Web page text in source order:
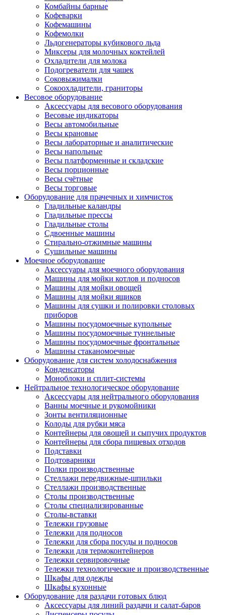
Комбайны барные
Кофеварки
Кофемашины
Кофемолки
Льдогенераторы кубикового льда
Миксеры для молочных коктейлей
Охладители для молока
Подогреватели для чашек
Соковыжималки
Сокоохладители, граниторы
Весовое оборудование
Аксессуары для весового оборудования
Весовые индикаторы
Весы автомобильные
Весы крановые
Весы лабораторные и аналитические
Весы напольные
Весы платформенные и складские
Весы порционные
Весы счётные
Весы торговые
Оборудование для прачечных и химчисток
Гладильные каландры
Гладильные прессы
Гладильные столы
Сдвоенные машины
Стирально-отжимные машины
Сушильные машины
Моечное оборудование
Аксессуары для моечного оборудования
Машины для мойки котлов и подносов
Машины для мойки овощей
Машины для мойки ящиков
Машины для сушки и полировки столовых
приборов
Машины посудомоечные купольные
Машины посудомоечные туннельные
Машины посудомоечные фронтальные
Машины стаканомоечные
Оборудование для систем холодоснабжения
Конденсаторы
Моноблоки и сплит-системы
Нейтральное технологическое оборудование
Аксессуары для нейтрального оборудования
Ванны моечные и рукомойники
Зонты вентиляционные
Колоды для рубки мяса
Контейнеры для овощей и сыпучих продуктов
Контейнеры для сбора пищевых отходов
Подставки
Подтоварники
Полки производственные
Стеллажи передвижные-шпильки
Стеллажи производственные
Столы производственные
Столы специализированные
Столы-вставки
Тележки грузовые
Тележки для подносов
Тележки для сбора посуды и подносов
Тележки для термоконтейнеров
Тележки сервировочные
Тележки технологические и производственные
Шкафы для одежды
Шкафы кухонные
Оборудование для раздачи готовых блюд
Аксессуары для линий раздачи и салат-баров